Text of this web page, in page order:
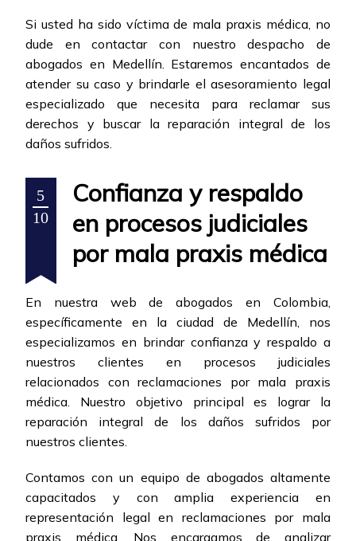
Si usted ha sido víctima de mala praxis médica, no
dude en contactar con nuestro despacho de
abogados en Medellín. Estaremos encantados de
atender su caso y brindarle el asesoramiento legal
especializado que necesita para reclamar sus
derechos y buscar la reparación integral de los
daños sufridos.
5
10
Confianza y respaldo
en procesos judiciales
por mala praxis médica
En nuestra web de abogados en Colombia,
específicamente en la ciudad de Medellín, nos
especializamos en brindar confianza y respaldo a
nuestros clientes en procesos judiciales
relacionados con reclamaciones por mala praxis
médica. Nuestro objetivo principal es lograr la
reparación integral de los daños sufridos por
nuestros clientes.
Contamos con un equipo de abogados altamente
capacitados y con amplia experiencia en
representación legal en reclamaciones por mala
praxis médica. Nos encargamos de analizar